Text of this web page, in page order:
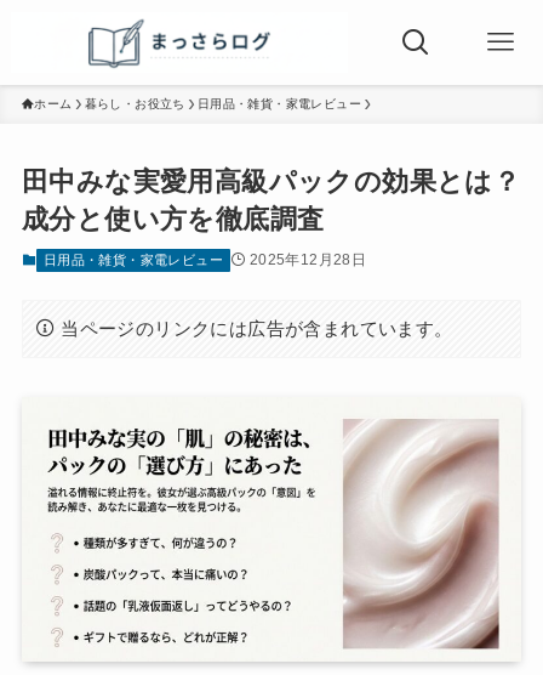
ホーム 暮らし・お役立ち 日用品・雑貨・家電レビュー
田中みな実愛用高級パックの効果とは？
成分と使い方を徹底調査
日用品・雑貨・家電レビュー 2025年12月28日
当ページのリンクには広告が含まれています。